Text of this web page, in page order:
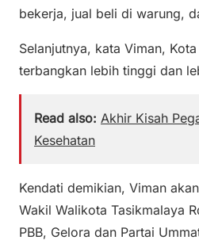
bekerja, jual beli di warung,
Selanjutnya, kata Viman,
terbangkan lebih tinggi dan
Read also: Akhir Kisah
Kesehatan
Kendati demikian, Viman
Wakil Walikota Tasikmalaya
PBB, Gelora dan Partai